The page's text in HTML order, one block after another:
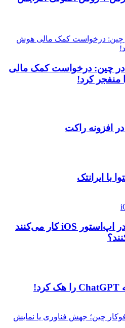
در چین: درخواست کمک مالی
کرد!
افزونه راکت
با ایرانتک
چرا برخی گیفت کارت‌ها در اپ‌استور iOS کار می‌کنند